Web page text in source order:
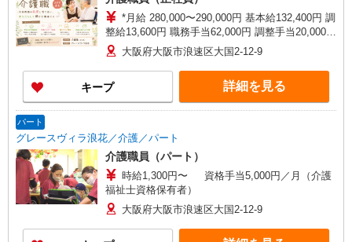
*月給 280,000〜290,000円 基本給132,400円 調
整給13,600円 職務手当62,000円 調整手当20,000円
夜勤手当8,000円／回（月4回程度）※ 処遇改善手
当20,000円〜／月※ 資格手当10,000円/月（介護福
祉士資格保有の方） *試用期間中の月給 228,000〜
238,000円 ※試用期間3ヶ月経過後から支給 夜勤
手当8,000円／回（月4回程度） 処遇改善手当
大阪府大阪市浪速区大国2-12-9
キープ 詳細を見る
パート
グレースヴィラ浪花／介護／パート
介護職員（パート）
時給1,300円〜 資格手当5,000円／月（介護
福祉士資格保有者）
大阪府大阪市浪速区大国2-12-9